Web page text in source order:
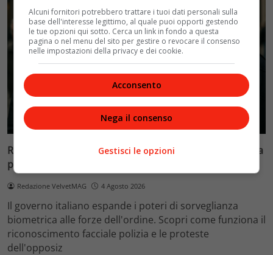
Politica
Riconoscimento facciale, il governo accelera i poteri alla
polizia: proteste dell’opposizione
Redazione VelvetMAG 4 Agosto 2026
Il governo italiano espande i poteri di sorveglianza
biometrica alle forze dell'ordine. Scopri come funziona il
riconoscimento facciale polizia e le proteste
dell'opposiz
Alcuni fornitori potrebbero trattare i tuoi dati personali sulla
base dell'interesse legittimo, al quale puoi opporti gestendo
le tue opzioni qui sotto. Cerca un link in fondo a questa
pagina o nel menu del sito per gestire o revocare il consenso
nelle impostazioni della privacy e dei cookie.
Acconsento
Nega il consenso
Gestisci le opzioni